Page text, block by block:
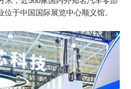
于中国国际展览中心顺义馆。